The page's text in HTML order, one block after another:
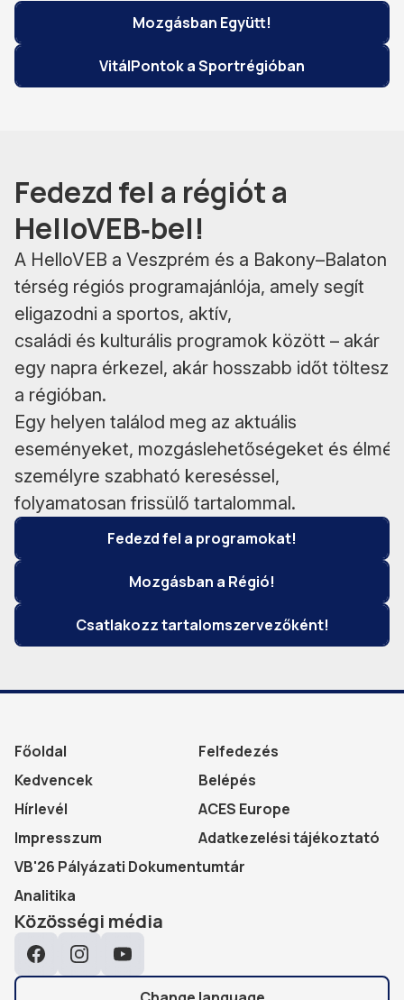
Mozgásban Együtt!
VitálPontok a Sportrégióban
Fedezd fel a régiót a
HelloVEB‑bel!
A HelloVEB a Veszprém és a Bakony–Balaton
térség régiós programajánlója, amely segít
eligazodni a sportos, aktív,
családi és kulturális programok között – akár
egy napra érkezel, akár hosszabb időt töltesz
a régióban.
Egy helyen találod meg az aktuális
eseményeket, mozgáslehetőségeket és
személyre szabható kereséssel,
folyamatosan frissülő tartalommal.
Fedezd fel a programokat!
Mozgásban a Régió!
Csatlakozz tartalomszervezőként!
Főoldal
Felfedezés
Kedvencek
Belépés
Hírlevél
ACES Europe
Impresszum
Adatkezelési tájékoztató
VB'26 Pályázati Dokumentumtár
Analitika
Közösségi média